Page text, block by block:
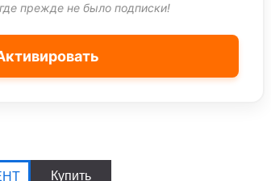
прежде не было подписки!